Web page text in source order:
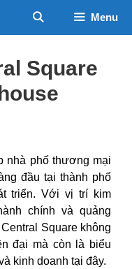
Menu
Square
nhà phố thương mại
đầu tại thành phố
triển. Với vị trí kim
chính và quảng
Square không
đại mà còn là biểu
kinh doanh tại đây.